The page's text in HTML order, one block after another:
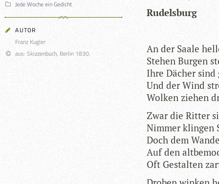
Jede Woche ein Gedicht
AUTOR
Franz Kugler
aus: Skizzenbuch, Berlin 1830.
Rudels­burg
An der Saale
Ste­hen Bur­gen
Ihre Dächer
Und der Wind
Wol­ken zie­hen
Zwar die Rit­ter
Nim­mer klin­gen
Doch dem
Auf den
Oft Gestal­ten